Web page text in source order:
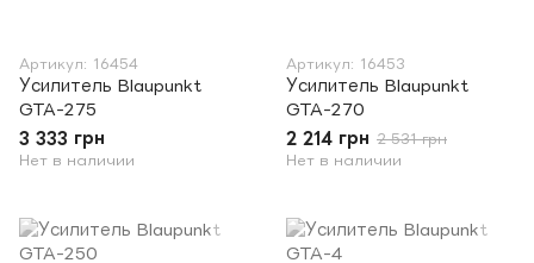
Артикул: 16454
Усилитель Blaupunkt
GTA-275
3 333 грн
Нет в наличии
Артикул: 16453
Усилитель Blaupunkt
GTA-270
2 214 грн 2 531 грн
Нет в наличии